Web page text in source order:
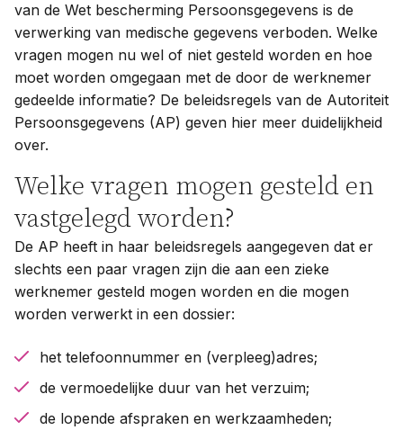
van de Wet bescherming Persoonsgegevens is de
verwerking van medische gegevens verboden. Welke
vragen mogen nu wel of niet gesteld worden en hoe
moet worden omgegaan met de door de werknemer
gedeelde informatie? De beleidsregels van de Autoriteit
Persoonsgegevens (AP) geven hier meer duidelijkheid
over.
Welke vragen mogen gesteld en
vastgelegd worden?
De AP heeft in haar beleidsregels aangegeven dat er
slechts een paar vragen zijn die aan een zieke
werknemer gesteld mogen worden en die mogen
worden verwerkt in een dossier:
het telefoonnummer en (verpleeg)adres;
de vermoedelijke duur van het verzuim;
de lopende afspraken en werkzaamheden;